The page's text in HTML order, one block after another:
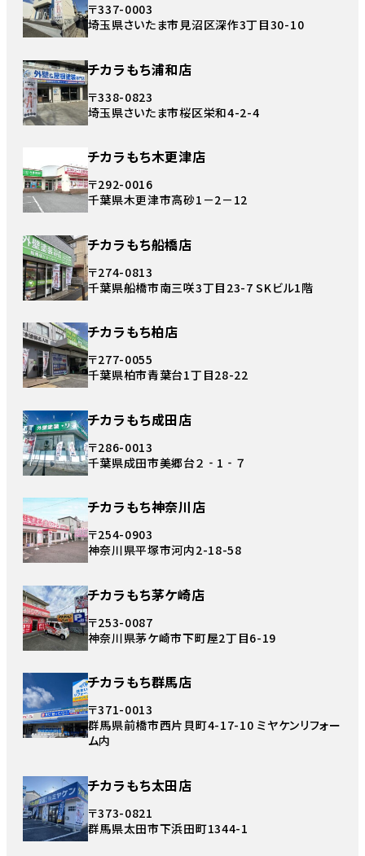
〒337-0003
埼玉県さいたま市見沼区深作3丁目30-10
チカラもち浦和店
〒338-0823
埼玉県さいたま市桜区栄和4-2-4
チカラもち木更津店
〒292-0016
千葉県木更津市高砂1－2－12
チカラもち船橋店
〒274-0813
千葉県船橋市南三咲3丁目23-7 SKビル1階
チカラもち柏店
〒277-0055
千葉県柏市青葉台1丁目28-22
チカラもち成田店
〒286-0013
千葉県成田市美郷台２‐1‐７
チカラもち神奈川店
〒254-0903
神奈川県平塚市河内2-18-58
チカラもち茅ケ崎店
〒253-0087
神奈川県茅ケ崎市下町屋2丁目6-19
チカラもち群馬店
〒371-0013
群馬県前橋市西片貝町4-17-10 ミヤケンリフォー
ム内
チカラもち太田店
〒373-0821
群馬県太田市下浜田町1344-1